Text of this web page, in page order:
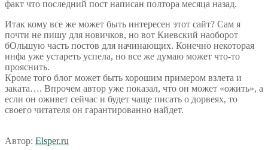
факт что последний пост написан полтора месяца назад.
Итак кому все же может быть интересен этот сайт? Сам я
почти не пишу для новичков, но вот Киевский наоборот
бОльшую часть постов для начинающих. Конечно некоторая
инфа уже устареть успела, но все же думаю может что-то
прояснить.
Кроме того блог может быть хорошим примером взлета и
заката…. Впрочем автор уже показал, что он может «ожить», а
если он оживет сейчас и будет чаще писать о дорвеях, то
своего читателя он гарантированно найдет.
Автор: Elsper.ru